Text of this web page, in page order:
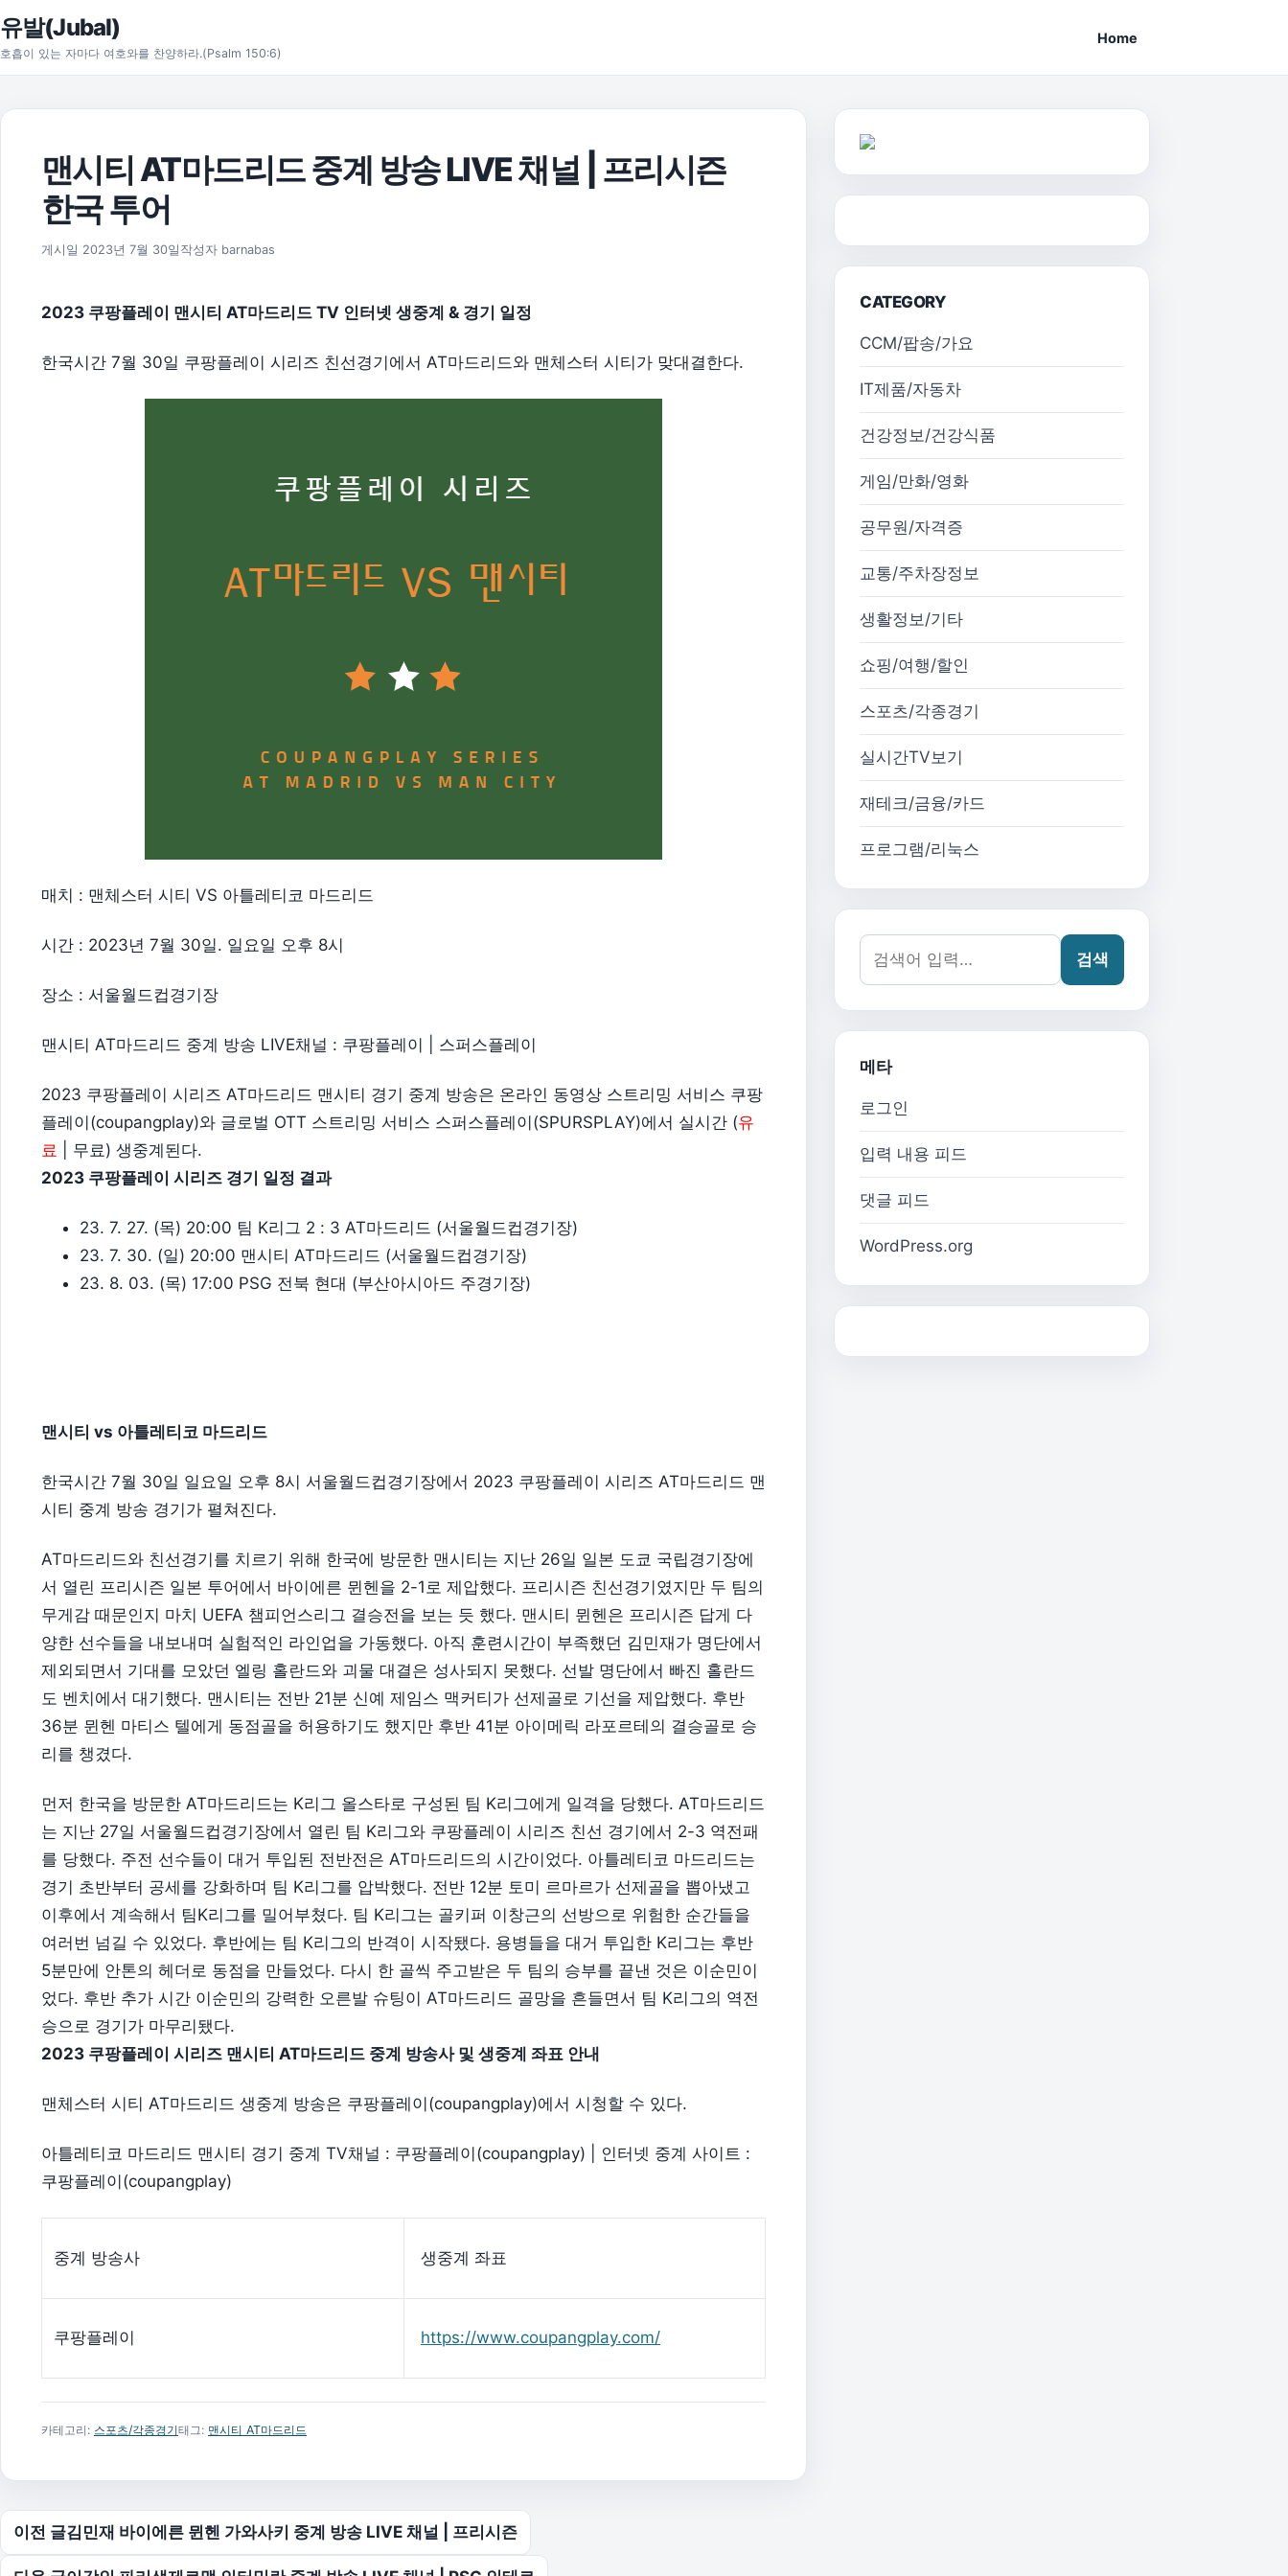
본문으로 건너뛰기
유발(Jubal)
호흡이 있는 자마다 여호와를 찬양하라.(Psalm 150:6)
Home
맨시티 AT마드리드 중계 방송 LIVE 채널 | 프리시즌
한국 투어
게시일 2023년 7월 30일 2026년 8월 1일
작성자 barnabas
2023 쿠팡플레이 맨시티 AT마드리드 TV 인터넷 생중계 & 경기 일정
한국시간 7월 30일 쿠팡플레이 시리즈 친선경기에서 AT마드리드와 맨체스터 시티가 맞대결한다.
매치 : 맨체스터 시티 VS 아틀레티코 마드리드
시간 : 2023년 7월 30일. 일요일 오후 8시
장소 : 서울월드컵경기장
맨시티 AT마드리드 중계 방송 LIVE채널 : 쿠팡플레이 | 스퍼스플레이
2023 쿠팡플레이 시리즈 AT마드리드 맨시티 경기 중계 방송은 온라인 동영상 스트리밍 서비스 쿠팡
플레이(coupangplay)와 글로벌 OTT 스트리밍 서비스 스퍼스플레이(SPURSPLAY)에서 실시간 (유
료 | 무료) 생중계된다.
2023 쿠팡플레이 시리즈 경기 일정 결과
23. 7. 27. (목) 20:00 팀 K리그 2 : 3 AT마드리드 (서울월드컵경기장)
23. 7. 30. (일) 20:00 맨시티 AT마드리드 (서울월드컵경기장)
23. 8. 03. (목) 17:00 PSG 전북 현대 (부산아시아드 주경기장)
맨시티 vs 아틀레티코 마드리드
한국시간 7월 30일 일요일 오후 8시 서울월드컵경기장에서 2023 쿠팡플레이 시리즈 AT마드리드 맨
시티 중계 방송 경기가 펼쳐진다.
AT마드리드와 친선경기를 치르기 위해 한국에 방문한 맨시티는 지난 26일 일본 도쿄 국립경기장에
서 열린 프리시즌 일본 투어에서 바이에른 뮌헨을 2-1로 제압했다. 프리시즌 친선경기였지만 두 팀의
무게감 때문인지 마치 UEFA 챔피언스리그 결승전을 보는 듯 했다. 맨시티 뮌헨은 프리시즌 답게 다
양한 선수들을 내보내며 실험적인 라인업을 가동했다. 아직 훈련시간이 부족했던 김민재가 명단에서
제외되면서 기대를 모았던 엘링 홀란드와 괴물 대결은 성사되지 못했다. 선발 명단에서 빠진 홀란드
도 벤치에서 대기했다. 맨시티는 전반 21분 신예 제임스 맥커티가 선제골로 기선을 제압했다. 후반
36분 뮌헨 마티스 텔에게 동점골을 허용하기도 했지만 후반 41분 아이메릭 라포르테의 결승골로 승
리를 챙겼다.
먼저 한국을 방문한 AT마드리드는 K리그 올스타로 구성된 팀 K리그에게 일격을 당했다. AT마드리드
는 지난 27일 서울월드컵경기장에서 열린 팀 K리그와 쿠팡플레이 시리즈 친선 경기에서 2-3 역전패
를 당했다. 주전 선수들이 대거 투입된 전반전은 AT마드리드의 시간이었다. 아틀레티코 마드리드는
경기 초반부터 공세를 강화하며 팀 K리그를 압박했다. 전반 12분 토미 르마르가 선제골을 뽑아냈고
이후에서 계속해서 팀K리그를 밀어부쳤다. 팀 K리그는 골키퍼 이창근의 선방으로 위험한 순간들을
여러번 넘길 수 있었다. 후반에는 팀 K리그의 반격이 시작됐다. 용병들을 대거 투입한 K리그는 후반
5분만에 안톤의 헤더로 동점을 만들었다. 다시 한 골씩 주고받은 두 팀의 승부를 끝낸 것은 이순민이
었다. 후반 추가 시간 이순민의 강력한 오른발 슈팅이 AT마드리드 골망을 흔들면서 팀 K리그의 역전
승으로 경기가 마무리됐다.
2023 쿠팡플레이 시리즈 맨시티 AT마드리드 중계 방송사 및 생중계 좌표 안내
맨체스터 시티 AT마드리드 생중계 방송은 쿠팡플레이(coupangplay)에서 시청할 수 있다.
아틀레티코 마드리드 맨시티 경기 중계 TV채널 : 쿠팡플레이(coupangplay) | 인터넷 중계 사이트 :
쿠팡플레이(coupangplay)
중계 방송사 생중계 좌표
쿠팡플레이 https://www.coupangplay.com/
카테고리: 스포츠/각종경기태그: 맨시티 AT마드리드
글 탐색
이전 글김민재 바이에른 뮌헨 가와사키 중계 방송 LIVE 채널 | 프리시즌
CATEGORY
CCM/팝송/가요
IT제품/자동차
건강정보/건강식품
게임/만화/영화
공무원/자격증
교통/주차장정보
생활정보/기타
쇼핑/여행/할인
스포츠/각종경기
실시간TV보기
재테크/금융/카드
프로그램/리눅스
검색어:
검색
메타
로그인
입력 내용 피드
댓글 피드
WordPress.org